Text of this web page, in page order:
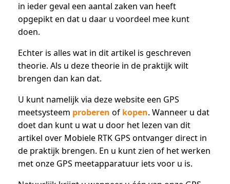
in ieder geval een aantal zaken van heeft
opgepikt en dat u daar u voordeel mee kunt
doen.
Echter is alles wat in dit artikel is geschreven
theorie. Als u deze theorie in de praktijk wilt
brengen dan kan dat.
U kunt namelijk via deze website een GPS
meetsysteem proberen of kopen. Wanneer u dat
doet dan kunt u wat u door het lezen van dit
artikel over Mobiele RTK GPS ontvanger direct in
de praktijk brengen. En u kunt zien of het werken
met onze GPS meetapparatuur iets voor u is.